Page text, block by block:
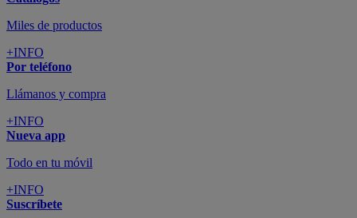
Miles de productos
+INFO
Por teléfono
Llámanos y compra
+INFO
Nueva app
Todo en tu móvil
+INFO
Suscríbete